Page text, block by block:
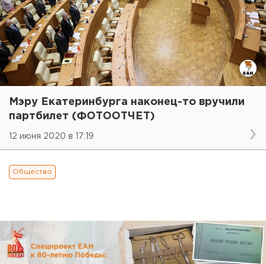
Мэру Екатеринбурга наконец-то вручили
партбилет (ФОТООТЧЕТ)
12 июня 2020 в 17:19
Общество